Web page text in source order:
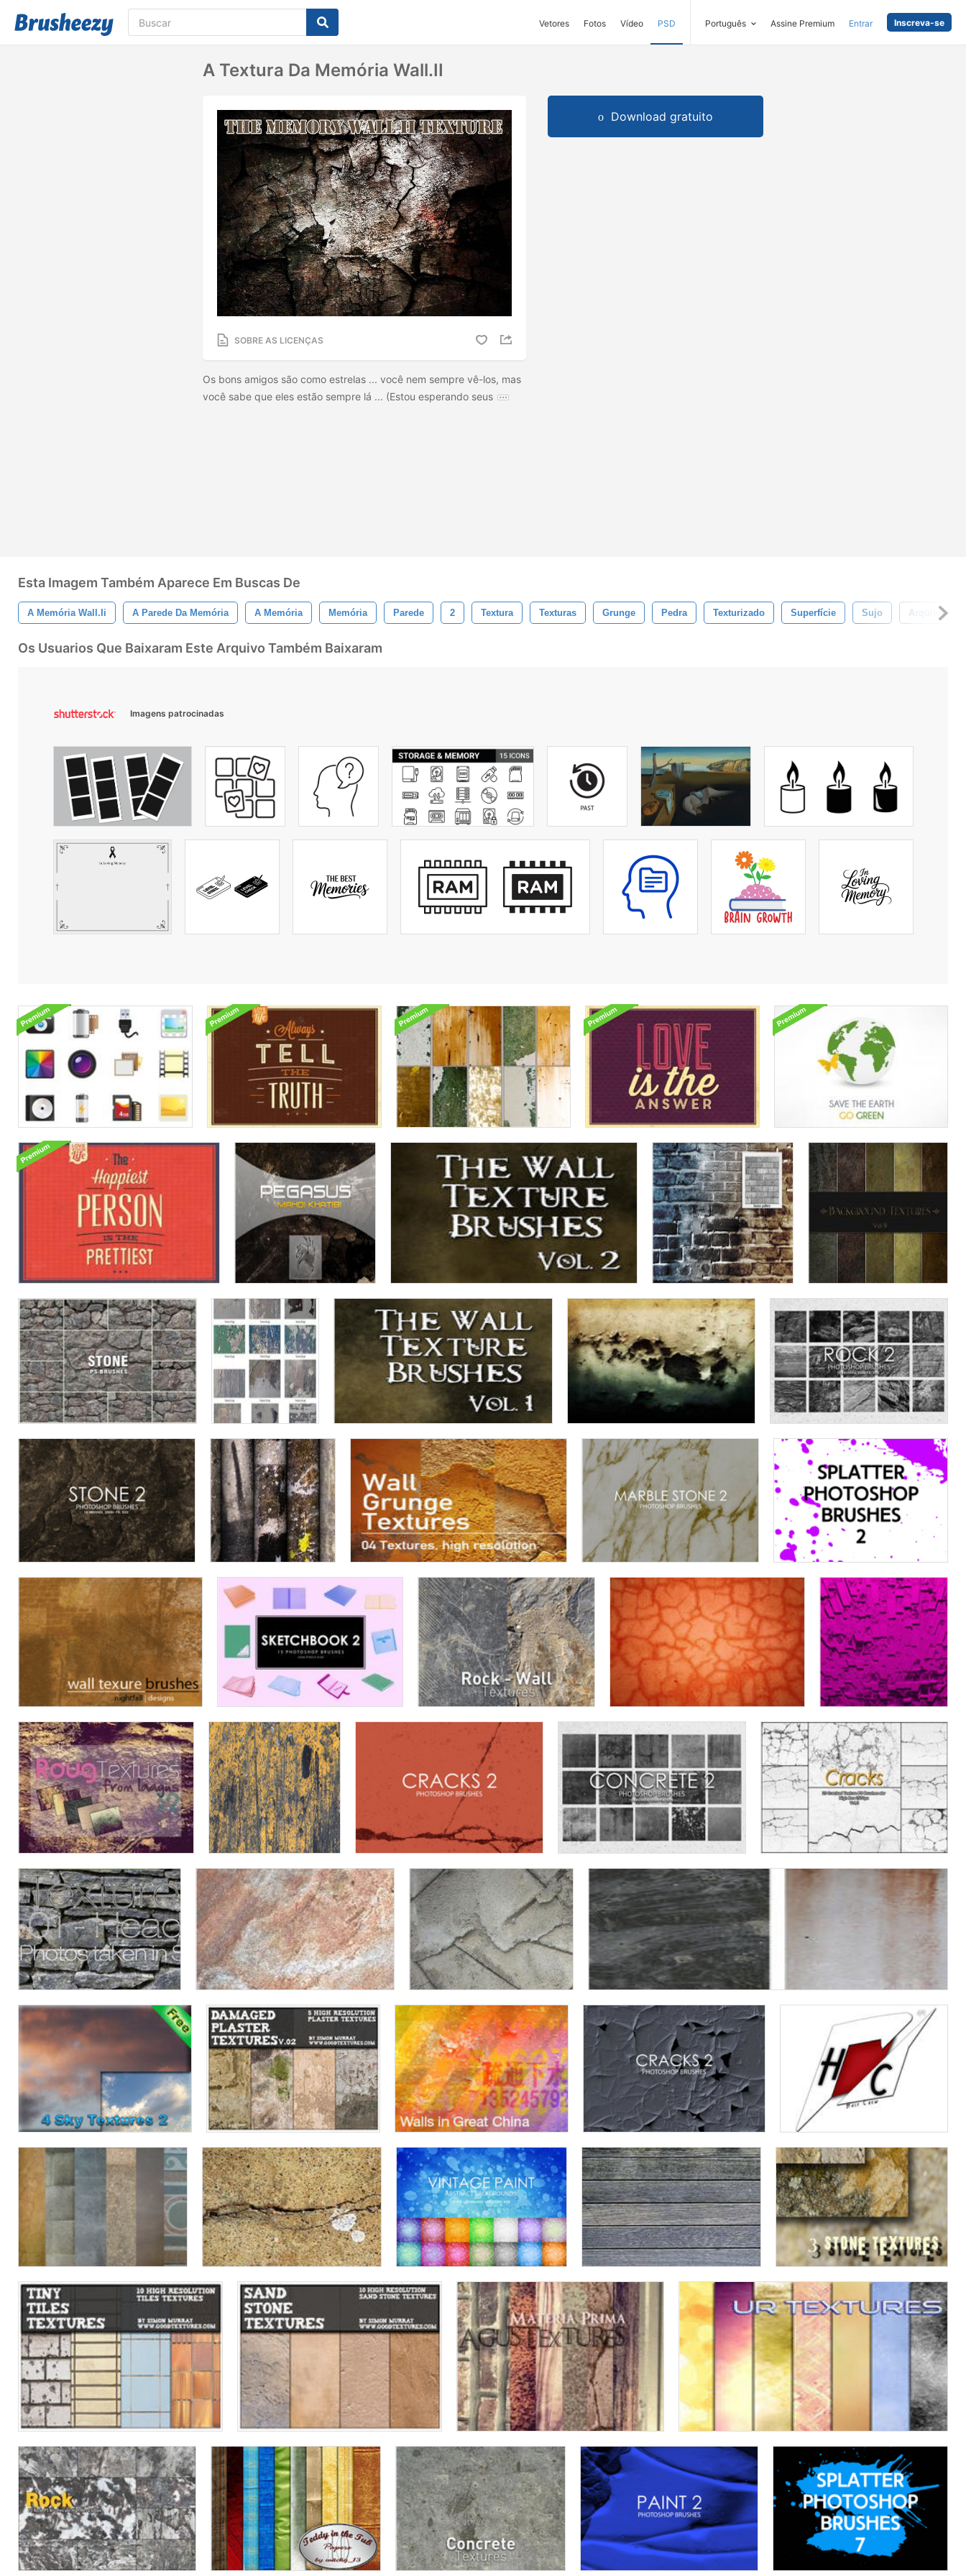
Vetores Fotos Vídeo PSD Português Assine Premium Entrar Inscreva-se
A Textura Da Memória Wall.II
SOBRE AS LICENÇAS
Os bons amigos são como estrelas ... você nem sempre vê-los, mas
você sabe que eles estão sempre lá ... (Estou esperando seus
Download gratuito
Esta Imagem Também Aparece Em Buscas De
A Memória Wall.ii A Parede Da Memória A Memória Memória Parede 2 Textura Texturas Grunge Pedra Texturizado Superfície Sujo Arquitetura
Os Usuarios Que Baixaram Este Arquivo Também Baixaram
Imagens patrocinadas